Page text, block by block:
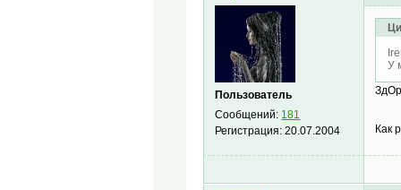
Пользователь
Сообщений: 181
Регистрация:20.07.2004
У
Как